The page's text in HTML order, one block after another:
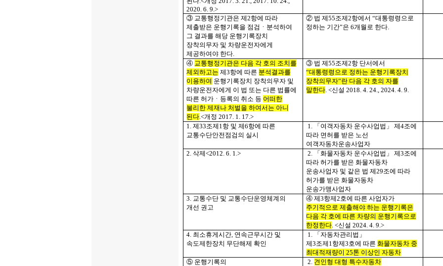
2020. 6. 9.>
③ 교통행정기관은 제2항에 따라
제출받은 운행기록을 점검ㆍ분석하여
그 결과를 해당 운행기록장치
장착의무자 및 차량운전자에게
제공하여야 한다.
② 법 제55조제2항에서 “대통령령으로
정하는 기간”은 6개월로 한다.
④ 교통행정기관은 다음 각 호의 조치를
제외하고는 제3항에 따른 분석결과를
이용하여 운행기록장치 장착의무자 및
차량운전자에게 이 법 또는 다른 법률에
따른 허가ㆍ등록의 취소 등 어떠한
불리한 제재나 처벌을 하여서는 아니
된다.<개정 2017. 1. 17.>
③ 법 제55조제2항 단서에서
“대통령령으로 정하는 운행기록장치
장착의무자”란 다음 각 호의 자를
말한다. <신설 2018. 4. 24., 2024. 4. 9.
1.제33조제 1항 및 제6항에 따른
교통수단안전점검의 실시
1. 「여객자동차 운수사업법」 제4조에
따라 면허를 받은 노선
여객자동차운송사업자
2.삭제<2012. 6. 1.> 2. 「화물자동차 운수사업법」 제3조에
따라 허가를 받은 화물자동차
운송사업자 및 같은 법 제29조에 따라
허가를 받은 화물자동차
운송가맹사업자
3. 교통수단 및 교통수단운영체계의
개선 권고
④ 제3항제2호에 따른 사업자가
주기적으로 제출해야 하는 운행기록은
다음 각 호에 따른 차량의 운행기록으로
한정한다. <신설 2024. 4. 9.>
4. 최소휴게시간, 연속근무시간 및
속도제한장치 무단해제 확인
1.
「자동차관리법」
제3조제 1항제3호에 따른화물자동차 중
최대적재량이 25톤 이상인 자동차
⑤ 운행기록의
2. 견인형 대형 특수자동차